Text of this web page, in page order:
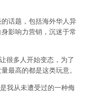
话题，包括海外华人异
影响力营销，沉迷于常
很多人开始变态，为了
最高的都是这类玩意。
我从未遭受过的一种侮